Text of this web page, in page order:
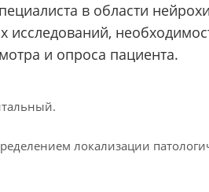
в области
исследований,
и опроса пациента.
локализации